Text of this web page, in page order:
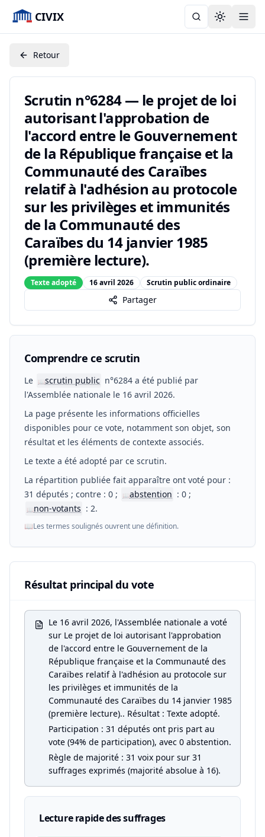
CIVIX Toggle
Retour
Scrutin n°6284 — le projet de loi
autorisant l'approbation de
l'accord entre le Gouvernement
de la République française et la
Communauté des Caraïbes
relatif à l'adhésion au protocole
sur les privilèges et immunités
de la Communauté des
Caraïbes du 14 janvier 1985
(première lecture).
Texte adopté 16 avril 2026 Scrutin public ordinaire
Partager
Comprendre ce scrutin
Le 📖scrutin public n°6284 a été publié par
l'Assemblée nationale le 16 avril 2026.
La page présente les informations officielles
disponibles pour ce vote, notamment son objet, son
résultat et les éléments de contexte associés.
Le texte a été adopté par ce scrutin.
La répartition publiée fait apparaître ont voté pour :
31 députés ; contre : 0 ;
📖abstention : 0 ;
📖non-votants : 2.
📖Les termes soulignés ouvrent une définition.
Résultat principal du vote
Le 16 avril 2026, l'Assemblée nationale a voté
sur Le projet de loi autorisant l'approbation
de l'accord entre le Gouvernement de la
République française et la Communauté des
Caraïbes relatif à l'adhésion au protocole sur
les privilèges et immunités de la
Communauté des Caraïbes du 14 janvier 1985
(première lecture).. Résultat : Texte adopté.
Participation : 31 députés ont pris part au
vote (94% de participation), avec 0 abstention.
Règle de majorité : 31 voix pour sur 31
suffrages exprimés (majorité absolue à 16).
Lecture rapide des suffrages